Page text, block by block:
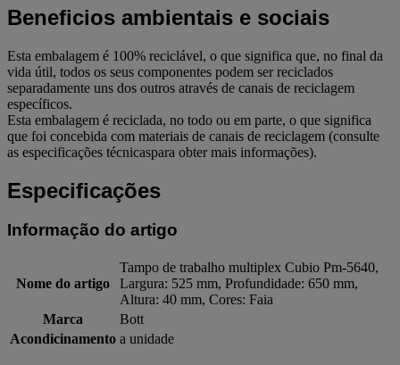
Beneficios ambientais e sociais
Esta embalagem é 100% reciclável, o que significa que, no final da
vida útil, todos os seus componentes podem ser reciclados
separadamente uns dos outros através de canais de reciclagem
específicos.
Esta embalagem é reciclada, no todo ou em parte, o que significa
que foi concebida com materiais de canais de reciclagem (consulte
as especificações técnicaspara obter mais informações).
Especificações
Informação do artigo
Nome do artigo
Tampo de trabalho multiplex Cubio Pm-5640,
Largura: 525 mm, Profundidade: 650 mm,
Altura: 40 mm, Cores: Faia
Marca
Bott
Acondicinamento a unidade